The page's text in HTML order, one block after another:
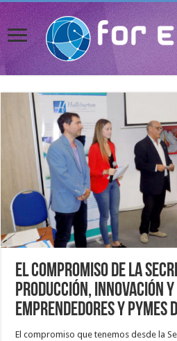
El compromiso de la
Producción, Innovación
emprendedores y Pymes
El compromiso que tenemos desde la